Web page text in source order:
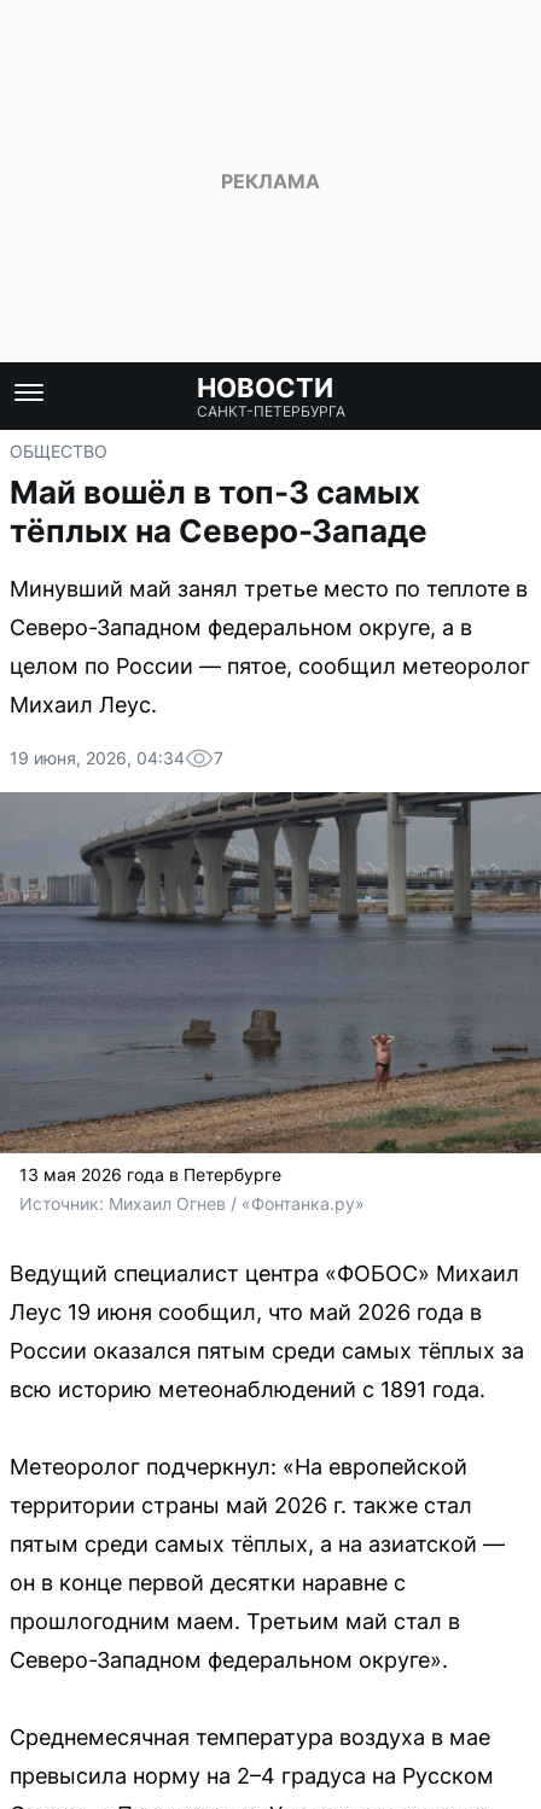
НОВОСТИ
САНКТ-ПЕТЕРБУРГА
ОБЩЕСТВО
Май вошёл в топ-3 самых
тёплых на Северо-Западе
Минувший май занял третье место по теплоте в
Северо-Западном федеральном округе, а в
целом по России — пятое, сообщил метеоролог
Михаил Леус.
19 июня, 2026, 04:34 7
13 мая 2026 года в Петербурге
Источник: Михаил Огнев / «Фонтанка.ру»
Ведущий специалист центра «ФОБОС» Михаил
Леус 19 июня сообщил, что май 2026 года в
России оказался пятым среди самых тёплых за
всю историю метеонаблюдений с 1891 года.
Метеоролог подчеркнул: «На европейской
территории страны май 2026 г. также стал
пятым среди самых тёплых, а на азиатской —
он в конце первой десятки наравне с
прошлогодним маем. Третьим май стал в
Северо-Западном федеральном округе».
Среднемесячная температура воздуха в мае
превысила норму на 2–4 градуса на Русском